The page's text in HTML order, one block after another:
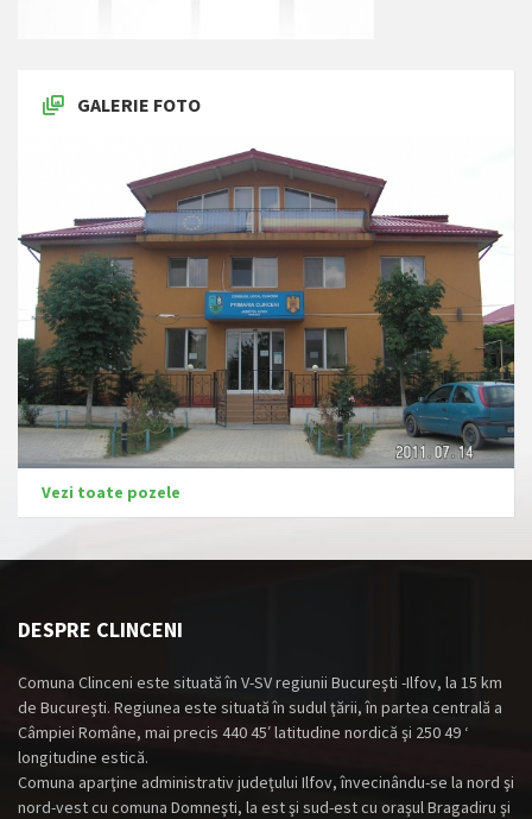
GALERIE FOTO
Vezi toate pozele
DESPRE CLINCENI
Comuna Clinceni este situată în V-SV regiunii Bucureşti -Ilfov, la 15 km
de Bucureşti. Regiunea este situată în sudul ţării, în partea centrală a
Câmpiei Române, mai precis 440 45′ latitudine nordică şi 250 49 ‘
longitudine estică.
Comuna aparţine administrativ judeţului Ilfov, învecinându-se la nord şi
nord-vest cu comuna Domneşti, la est şi sud-est cu oraşul Bragadiru şi